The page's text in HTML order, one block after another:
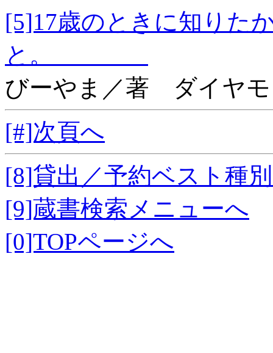
[5]17歳のときに知りた
と。
びーやま／著 ダイヤ
[#]次頁へ
[8]貸出／予約ベスト種
[9]蔵書検索メニューへ
[0]TOPページへ